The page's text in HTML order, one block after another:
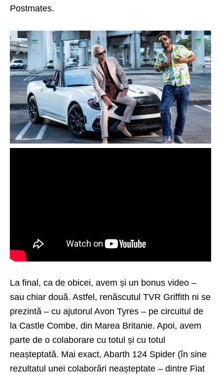
Postmates.
La final, ca de obicei, avem și un bonus video –
sau chiar două. Astfel, renăscutul TVR Griffith ni se
prezintă – cu ajutorul Avon Tyres – pe circuitul de
la Castle Combe, din Marea Britanie. Apoi, avem
parte de o colaborare cu totul și cu totul
neașteptată. Mai exact, Abarth 124 Spider (în sine
rezultatul unei colaborări neașteptate – dintre Fiat